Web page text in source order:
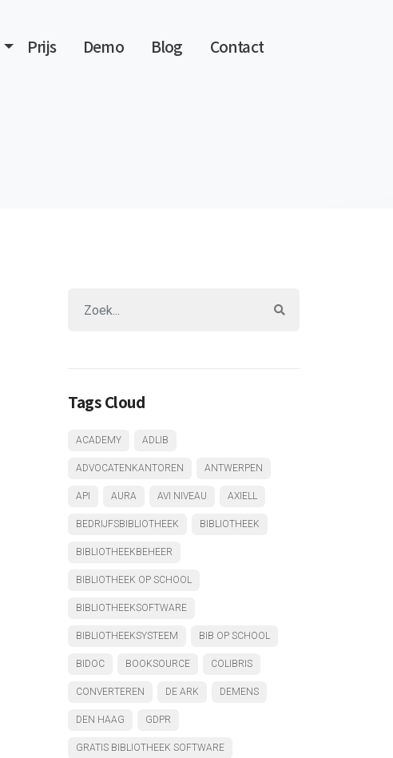
Prijs Demo Blog Contact
Tags Cloud
ACADEMY ADLIB
ADVOCATENKANTOREN ANTWERPEN
API AURA AVI NIVEAU AXIELL
BEDRIJFSBIBLIOTHEEK BIBLIOTHEEK
BIBLIOTHEEKBEHEER
BIBLIOTHEEK OP SCHOOL
BIBLIOTHEEKSOFTWARE
BIBLIOTHEEKSYSTEEM BIB OP SCHOOL
BIDOC BOOKSOURCE COLIBRIS
CONVERTEREN DE ARK DEMENS
DEN HAAG GDPR
GRATIS BIBLIOTHEEK SOFTWARE